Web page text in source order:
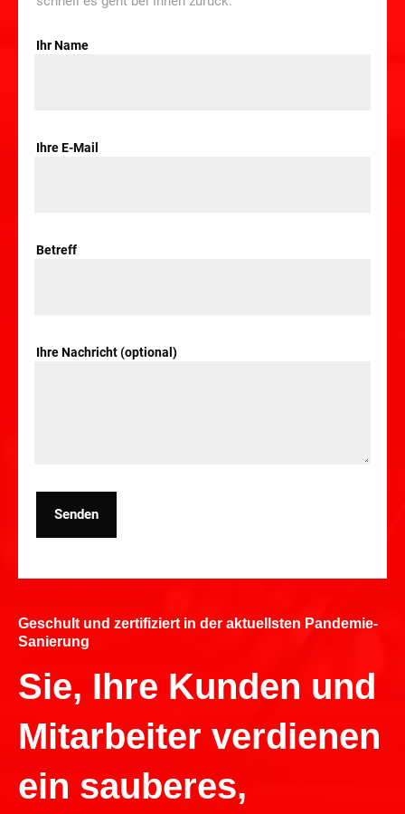
Ihr Name
Ihre E-Mail
Betreff
Ihre Nachricht (optional)
Senden
Geschult und zertifiziert in der aktuellsten Pandemie-
Sanierung
Sie, Ihre Kunden und
Mitarbeiter verdienen
ein sauberes,